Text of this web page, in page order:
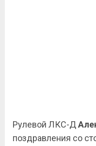
Рулевой ЛКС-Д
поздравления со